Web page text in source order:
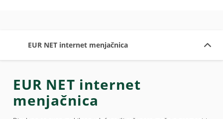
EUR NET internet menjačnica
EUR NET internet
menjačnica